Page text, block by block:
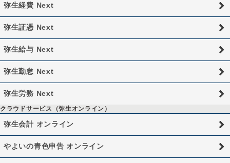
弥生経費 Next
弥生証憑 Next
弥生給与 Next
弥生勤怠 Next
弥生労務 Next
クラウドサービス（弥生オンライン）
弥生会計 オンライン
やよいの青色申告 オンライン